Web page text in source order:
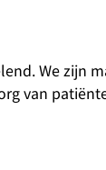
We zijn
van